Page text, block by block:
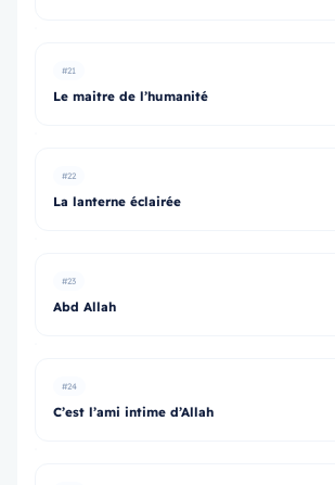
#21
Le maitre de l’humanité
#22
La lanterne éclairée
#23
Abd Allah
#24
C’est l’ami intime d’Allah